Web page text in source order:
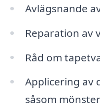
Avlägsnande
Reparation av
Råd om
Applicering av
såsom